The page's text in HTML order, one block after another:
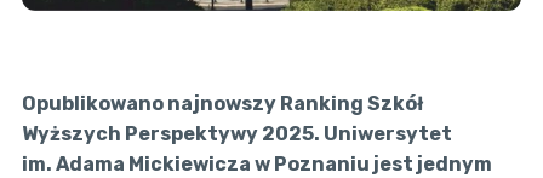
Opublikowano najnowszy Ranking Szkół
Wyższych Perspektywy 2025. Uniwersytet
im. Adama Mickiewicza w Poznaniu jest jednym